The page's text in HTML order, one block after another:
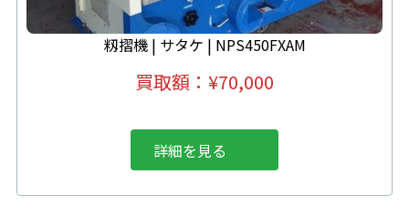
籾摺機| サタケ | NPS450FXAM
買取額： ¥70,000
詳細を見る